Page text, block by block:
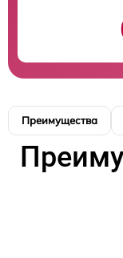
Преимущества